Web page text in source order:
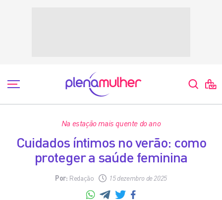
Na estação mais quente do ano
Cuidados íntimos no verão: como
proteger a saúde feminina
Por: Redação 15 dezembro de 2025